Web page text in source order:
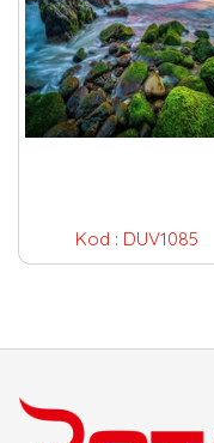
Kod : DUV1085